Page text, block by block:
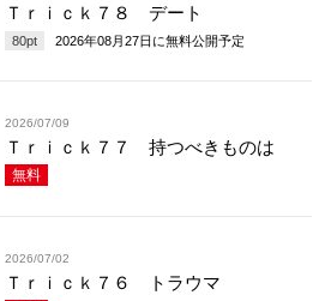
Ｔｒｉｃｋ７８ デート
80pt 2026年08月27日 に無料公開予定
2026/07/09
Ｔｒｉｃｋ７７ 持つべきものは
無料
2026/07/02
Ｔｒｉｃｋ７６ トラウマ